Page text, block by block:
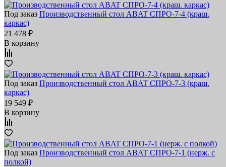
Под заказ Производственный стол ABAT СПРО-7-4 (краш.
каркас)
21 478 ₽
В корзину
Под заказ Производственный стол ABAT СПРО-7-3 (краш.
каркас)
19 549 ₽
В корзину
Под заказ Производственный стол ABAT СПРО-7-1 (нерж. с
полкой)